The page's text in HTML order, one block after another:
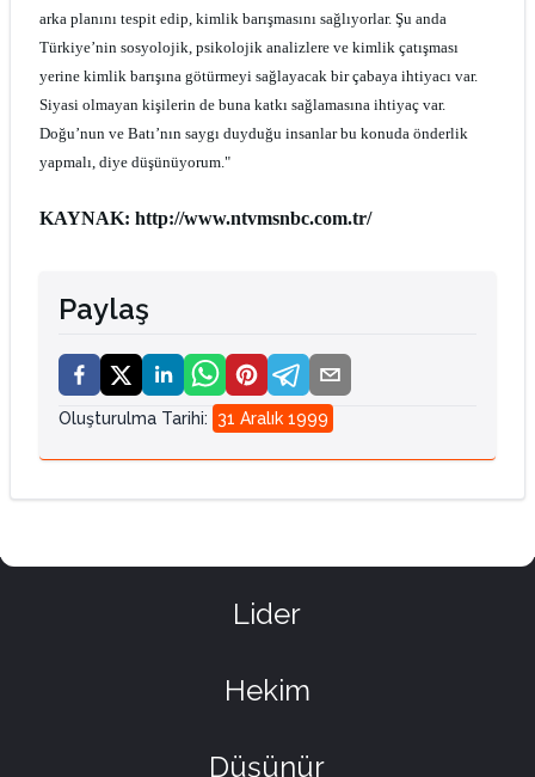
arka planını tespit edip, kimlik barışmasını sağlıyorlar. Şu anda
Türkiye’nin sosyolojik, psikolojik analizlere ve kimlik çatışması
yerine kimlik barışına götürmeyi sağlayacak bir çabaya ihtiyacı var.
Siyasi olmayan kişilerin de buna katkı sağlamasına ihtiyaç var.
Doğu’nun ve Batı’nın saygı duyduğu insanlar bu konuda önderlik
yapmalı, diye düşünüyorum."
KAYNAK: http://www.ntvmsnbc.com.tr/
Paylaş
Oluşturulma Tarihi: 31 Aralık 1999
Lider
Hekim
Düşünür